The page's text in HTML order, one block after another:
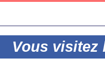
Vous visitez